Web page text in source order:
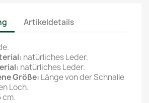
Artikeldetails
natürliches Leder.
natürliches Leder.
Größe: Länge von der Schnalle
Loch.
cm.